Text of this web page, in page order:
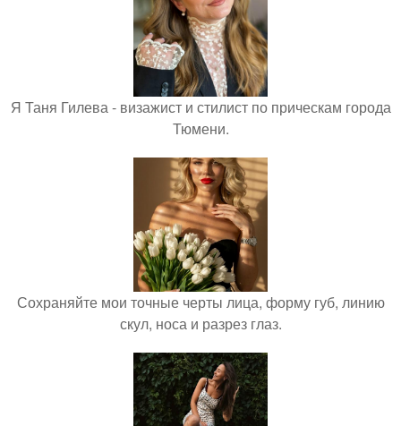
Я Таня Гилева - визажист и стилист по прическам города
Тюмени.
Сохраняйте мои точные черты лица, форму губ, линию
скул, носа и разрез глаз.